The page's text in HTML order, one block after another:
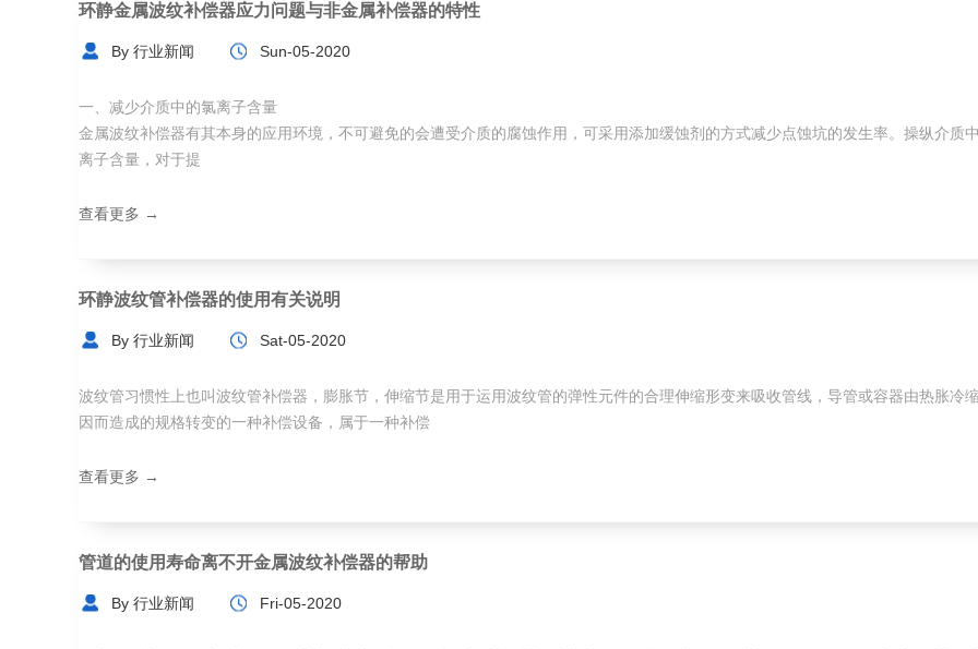
环静金属波纹补偿器应力问题与非金属补偿器的特性
By 行业新闻 Sun-05-2020
一、减少介质中的氯离子含量
金属波纹补偿器有其本身的应用环境，不可避免的会遭受介质的腐蚀作用，可采用添加缓蚀剂的方式减少点蚀坑的发生率。操纵介质
离子含量，对于提
查看更多 →
环静波纹管补偿器的使用有关说明
By 行业新闻 Sat-05-2020
波纹管习惯性上也叫波纹管补偿器，膨胀节，伸缩节是用于运用波纹管的弹性元件的合理伸缩形变来吸收管线，导管或容器由热胀冷
因而造成的规格转变的一种补偿设备，属于一种补偿
查看更多 →
管道的使用寿命离不开金属波纹补偿器的帮助
By 行业新闻 Fri-05-2020